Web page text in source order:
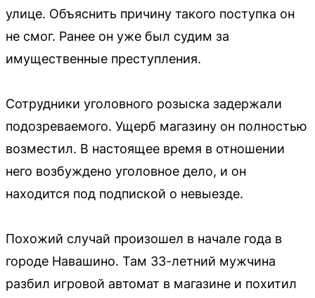
улице. Объяснить причину такого поступка он
не смог. Ранее он уже был судим за
имущественные преступления.
Сотрудники уголовного розыска задержали
подозреваемого. Ущерб магазину он полностью
возместил. В настоящее время в отношении
него возбуждено уголовное дело, и он
находится под подпиской о невыезде.
Похожий случай произошел в начале года в
городе Навашино. Там 33-летний мужчина
разбил игровой автомат в магазине и похитил